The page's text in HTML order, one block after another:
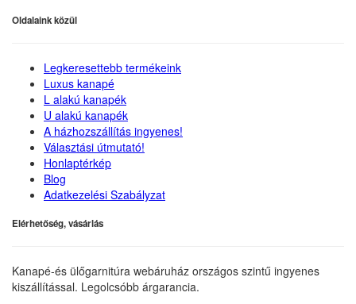
Oldalaink közül
Legkeresettebb termékeink
Luxus kanapé
L alakú kanapék
U alakú kanapék
A házhozszállítás ingyenes!
Választási útmutató!
Honlaptérkép
Blog
Adatkezelési Szabályzat
Elérhetőség, vásárlás
Kanapé-és ülőgarnitúra webáruház országos szintű ingyenes
kiszállítással. Legolcsóbb árgarancia.